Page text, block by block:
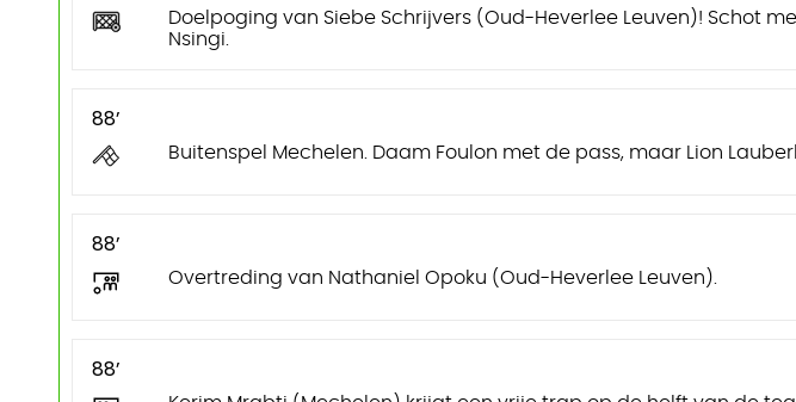
Doelpoging van Siebe Schrijvers (Oud-Heverlee Leuven)! Schot
Nsingi.
88’
Buitenspel Mechelen. Daam Foulon met de pass, maar Lion
88’
Overtreding van Nathaniel Opoku (Oud-Heverlee Leuven).
88’